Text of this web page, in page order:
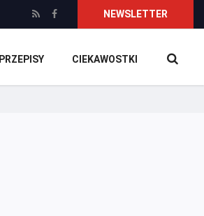
NEWSLETTER
PRZEPISY CIEKAWOSTKI